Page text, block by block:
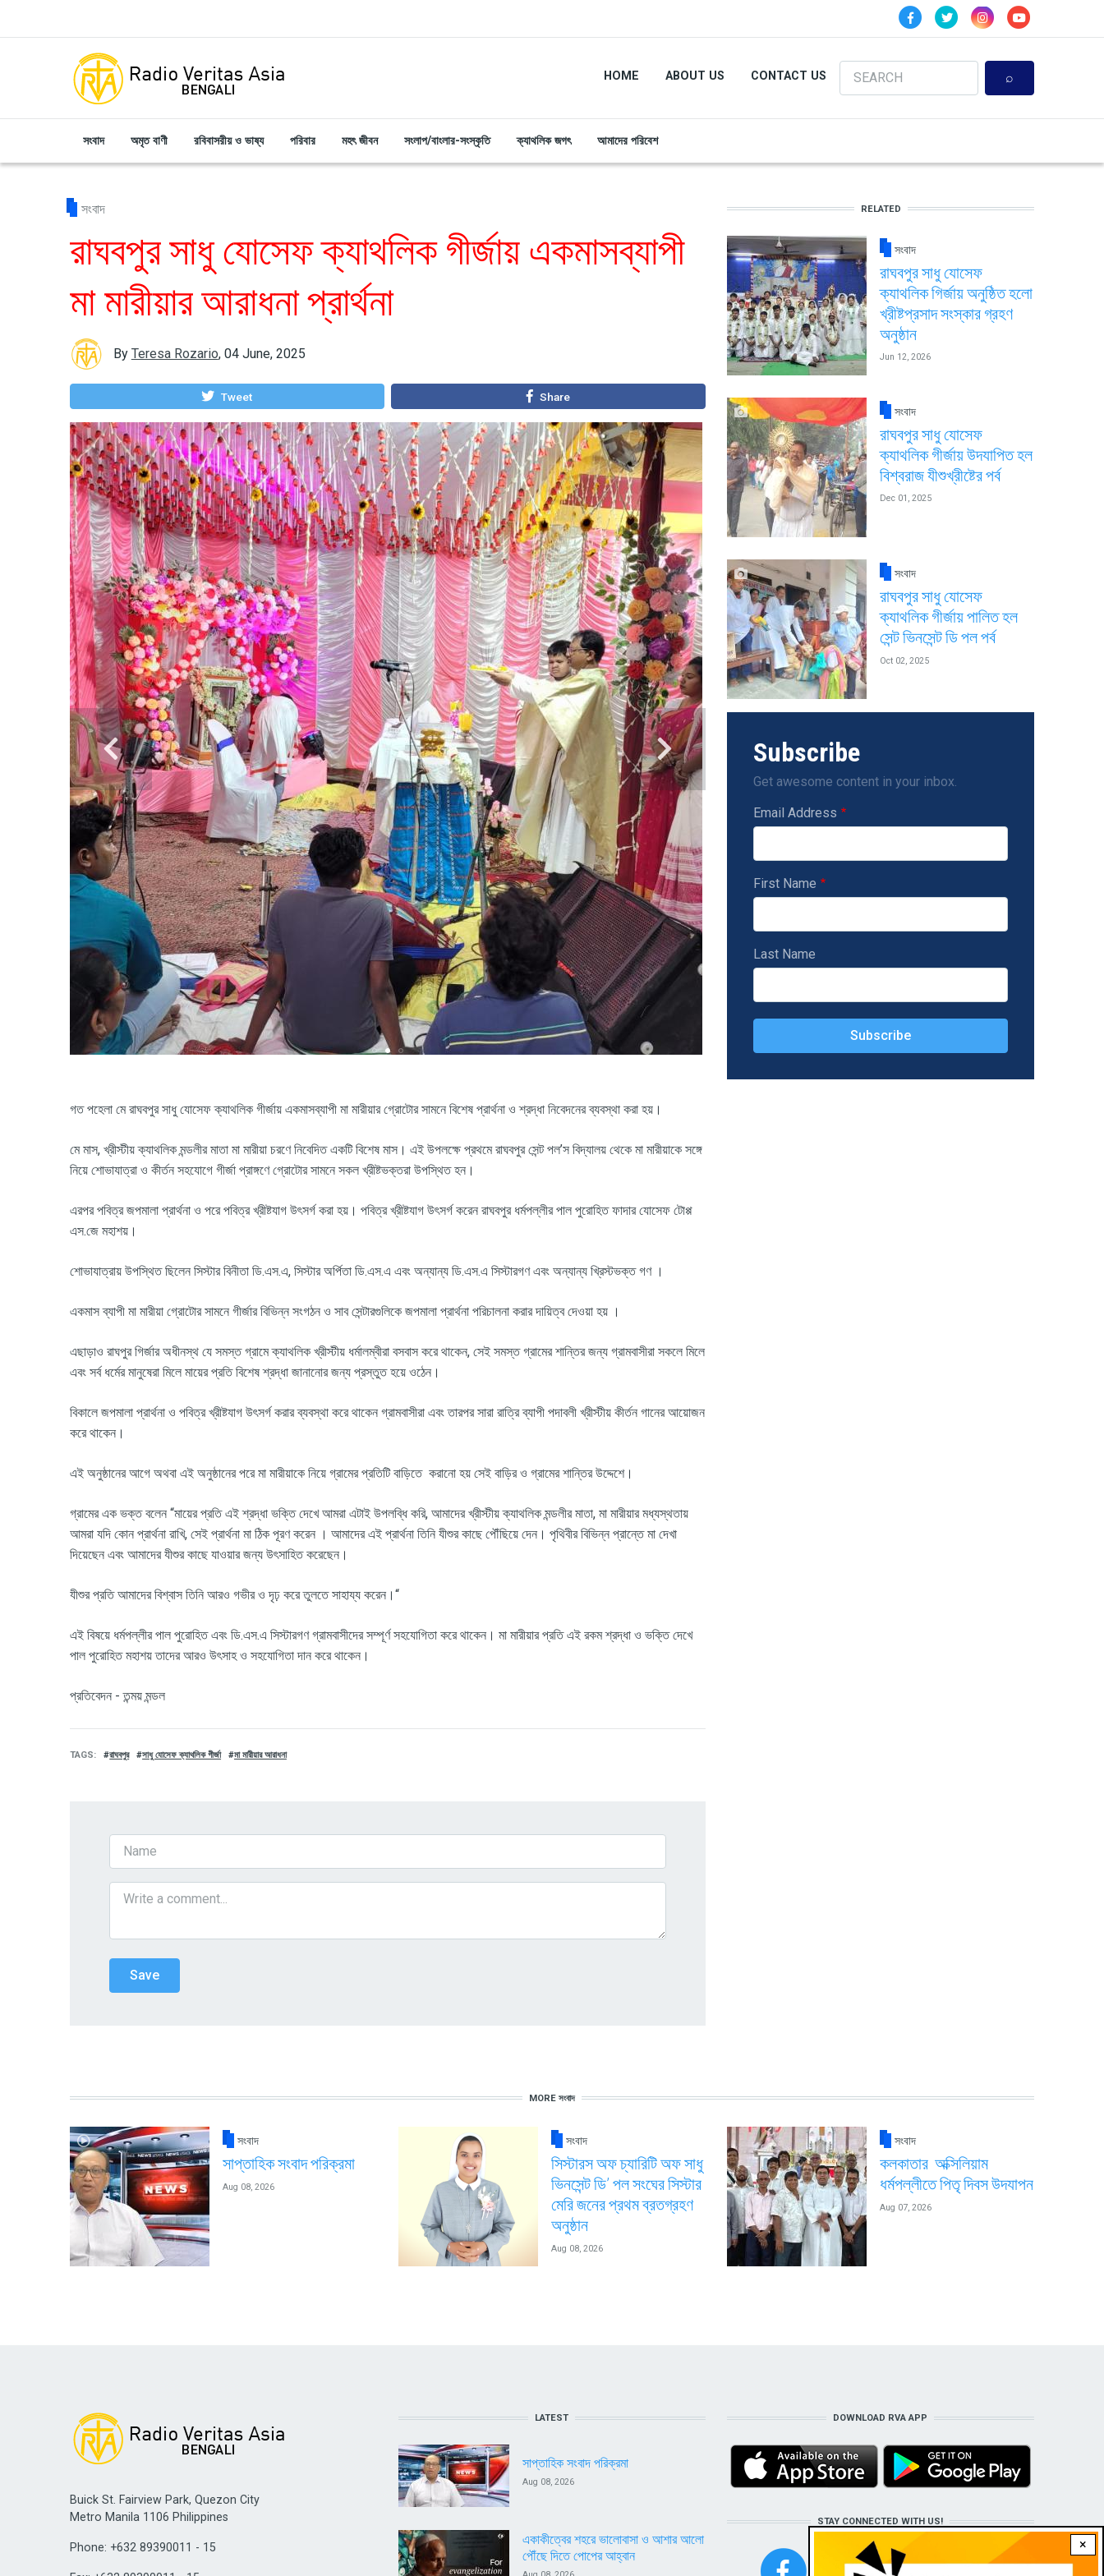
HOME ABOUT US CONTACT US Search
সংবাদ অমৃত বাণী রবিবাসরীয় ও ভাষ্য পরিবার মহৎ জীবন সংলাপ/বাংলার-সংস্কৃতি ক্যাথলিক জগৎ আমাদের পরিবেশ
সংবাদ
রাঘবপুর সাধু যোসেফ ক্যাথলিক গীর্জায় একমাসব্যাপী
মা মারীয়ার আরাধনা প্রার্থনা
By Teresa Rozario, 04 June, 2025
Tweet Share
গত পহেলা মে রাঘবপুর সাধু যোসেফ ক্যাথলিক গীর্জায় একমাসব্যাপী মা মারীয়ার গ্রোটোর সামনে বিশেষ প্রার্থনা ও শ্রদ্ধা নিবেদনের ব্যবস্থা করা হয়।
মে মাস, খ্রীস্টীয় ক্যাথলিক মন্ডলীর মাতা মা মারীয়া চরণে নিবেদিত একটি বিশেষ মাস। এই উপলক্ষে প্রথমে রাঘবপুর সেন্ট পল’স বিদ্যালয় থেকে মা মারীয়াকে সঙ্গে
নিয়ে শোভাযাত্রা ও কীর্তন সহযোগে গীর্জা প্রাঙ্গণে গ্রোটোর সামনে সকল খ্রীষ্টভক্তরা উপস্থিত হন।
এরপর পবিত্র জপমালা প্রার্থনা ও পরে পবিত্র খ্রীষ্টযাগ উৎসর্গ করা হয়। পবিত্র খ্রীষ্টযাগ উৎসর্গ করেন রাঘবপুর ধর্মপল্লীর পাল পুরোহিত ফাদার যোসেফ টোপ্প
এস.জে মহাশয়।
শোভাযাত্রায় উপস্থিত ছিলেন সিস্টার বিনীতা ডি.এস.এ, সিস্টার অর্পিতা ডি.এস.এ এবং অন্যান্য ডি.এস.এ সিস্টারগণ এবং অন্যান্য খ্রিস্টভক্ত গণ ।
একমাস ব্যাপী মা মারীয়া গ্রোটোর সামনে গীর্জার বিভিন্ন সংগঠন ও সাব সেন্টারগুলিকে জপমালা প্রার্থনা পরিচালনা করার দায়িত্ব দেওয়া হয় ।
এছাড়াও রাঘপুর গির্জার অধীনস্থ যে সমস্ত গ্রামে ক্যাথলিক খ্রীস্টীয় ধর্মালম্বীরা বসবাস করে থাকেন, সেই সমস্ত গ্রামের শান্তির জন্য গ্রামবাসীরা সকলে মিলে
এবং সর্ব ধর্মের মানুষেরা মিলে মায়ের প্রতি বিশেষ শ্রদ্ধা জানানোর জন্য প্রস্তুত হয়ে ওঠেন।
বিকালে জপমালা প্রার্থনা ও পবিত্র খ্রীষ্টযাগ উৎসর্গ করার ব্যবস্থা করে থাকেন গ্রামবাসীরা এবং তারপর সারা রাত্রি ব্যাপী পদাবলী খ্রীস্টীয় কীর্তন গানের আয়োজন
করে থাকেন।
এই অনুষ্ঠানের আগে অথবা এই অনুষ্ঠানের পরে মা মারীয়াকে নিয়ে গ্রামের প্রতিটি বাড়িতে করানো হয় সেই বাড়ির ও গ্রামের শান্তির উদ্দেশে।
গ্রামের এক ভক্ত বলেন “মায়ের প্রতি এই শ্রদ্ধা ভক্তি দেখে আমরা এটাই উপলব্ধি করি, আমাদের খ্রীস্টীয় ক্যাথলিক মন্ডলীর মাতা, মা মারীয়ার মধ্যস্থতায়
আমরা যদি কোন প্রার্থনা রাখি, সেই প্রার্থনা মা ঠিক পূরণ করেন । আমাদের এই প্রার্থনা তিনি যীশুর কাছে পৌঁছিয়ে দেন। পৃথিবীর বিভিন্ন প্রান্তে মা দেখা
দিয়েছেন এবং আমাদের যীশুর কাছে যাওয়ার জন্য উৎসাহিত করেছেন ।
যীশুর প্রতি আমাদের বিশ্বাস তিনি আরও গভীর ও দৃঢ় করে তুলতে সাহায্য করেন ।“
এই বিষয়ে ধর্মপল্লীর পাল পুরোহিত এবং ডি.এস.এ সিস্টারগণ গ্রামবাসীদের সম্পূর্ণ সহযোগিতা করে থাকেন। মা মারীয়ার প্রতি এই রকম শ্রদ্ধা ও ভক্তি দেখে
পাল পুরোহিত মহাশয় তাদের আরও উৎসাহ ও সহযোগিতা দান করে থাকেন।
প্রতিবেদন - তন্ময় মন্ডল
TAGS রাঘবপুর সাধু যোসেফ ক্যাথলিক গীর্জা মা মারীয়ার আরাধনা
RELATED
সংবাদ
রাঘবপুর সাধু যোসেফ
ক্যাথলিক গির্জায় অনুষ্ঠিত হলো
খ্রীষ্টপ্রসাদ সংস্কার গ্রহণ
অনুষ্ঠান
Jun 12, 2026
সংবাদ
রাঘবপুর সাধু যোসেফ
ক্যাথলিক গীর্জায় উদযাপিত হল
বিশ্বরাজ যীশুখ্রীষ্টের পর্ব
Dec 01, 2025
সংবাদ
রাঘবপুর সাধু যোসেফ
ক্যাথলিক গীর্জায় পালিত হল
সেন্ট ভিনসেন্ট ডি পল পর্ব
Oct 02, 2025
Subscribe
Get awesome content in your inbox.
Email Address
First Name
Last Name
MORE সংবাদ
সংবাদ
সাপ্তাহিক সংবাদ পরিক্রমা
Aug 08, 2026
সংবাদ
সিস্টারস অফ চ্যারিটি অফ সাধু
ভিনসেন্ট ডি’ পল সংঘের সিস্টার
মেরি জনের প্রথম ব্রতগ্রহণ
অনুষ্ঠান
Aug 08, 2026
সংবাদ
কলকাতার অক্সিলিয়াম
ধর্মপল্লীতে পিতৃ দিবস উদযাপন
Aug 07, 2026
×
Buick St. Fairview Park, Quezon City
Metro Manila 1106 Philippines
Phone: +632 89390011 - 15
LATEST
সাপ্তাহিক সংবাদ পরিক্রমা
Aug 08, 2026
একাকীত্বের শহরে ভালোবাসা ও আশার আলো
পৌঁছে দিতে পোপের আহ্বান
DOWNLOAD RVA APP
STAY CONNECTED WITH US!